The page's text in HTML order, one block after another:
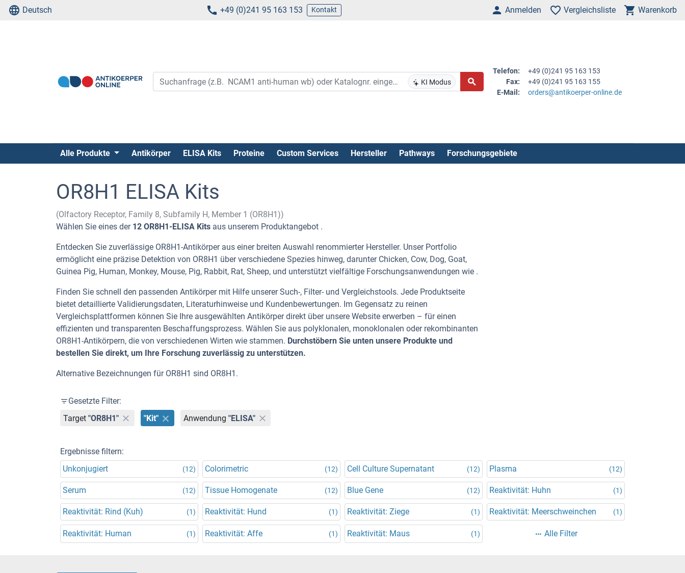
Deutsch +49 (0)241 95 163 153 Kontakt Anmelden Vergleichsliste Warenkorb
KI Modus
Telefon:
+49 (0)241 95 163 153
Fax:
+49 (0)241 95 163 155
E-Mail:
orders@antikoerper-online.de
Alle Produkte Antikörper ELISA Kits Proteine Custom Services Hersteller Pathways Forschungsgebiete
OR8H1 ELISA Kits
(Olfactory Receptor, Family 8, Subfamily H, Member 1 (OR8H1))
Wählen Sie eines der 12 OR8H1-ELISA Kits aus unserem Produktangebot .
Entdecken Sie zuverlässige OR8H1-Antikörper aus einer breiten Auswahl renommierter Hersteller. Unser Portfolio
ermöglicht eine präzise Detektion von OR8H1 über verschiedene Spezies hinweg, darunter Chicken, Cow, Dog, Goat,
Guinea Pig, Human, Monkey, Mouse, Pig, Rabbit, Rat, Sheep, und unterstützt vielfältige Forschungsanwendungen wie .
Finden Sie schnell den passenden Antikörper mit Hilfe unserer Such-, Filter- und Vergleichstools. Jede Produktseite
bietet detaillierte Validierungsdaten, Literaturhinweise und Kundenbewertungen. Im Gegensatz zu reinen
Vergleichsplattformen können Sie Ihre ausgewählten Antikörper direkt über unsere Website erwerben – für einen
effizienten und transparenten Beschaffungsprozess. Wählen Sie aus polyklonalen, monoklonalen oder rekombinanten
OR8H1-Antikörpern, die von verschiedenen Wirten wie stammen. Durchstöbern Sie unten unsere Produkte und
bestellen Sie direkt, um Ihre Forschung zuverlässig zu unterstützen.
Alternative Bezeichnungen für OR8H1 sind OR8H1.
Gesetzte Filter:
Target "OR8H1" "Kit" Anwendung "ELISA"
Ergebnisse filtern:
Unkonjugiert
(12) Colorimetric (12) Cell Culture Supernatant (12) Plasma (12)
Serum (12) Tissue Homogenate (12) Blue Gene (12) Reaktivität: Huhn (1)
Reaktivität: Rind (Kuh) (1) Reaktivität: Hund (1) Reaktivität: Ziege (1) Reaktivität: Meerschweinchen (1)
Reaktivität: Human (1) Reaktivität: Affe (1) Reaktivität: Maus (1) Alle Filter